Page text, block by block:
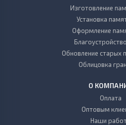
Изготовление
Установка
Оформление
Обновление старых
Облицовка
О
Оплата
Оптовым
Наши